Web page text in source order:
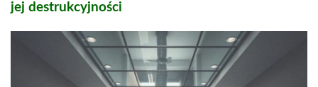
jej destrukcyjności